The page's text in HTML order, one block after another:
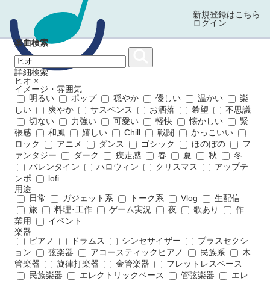
新規登録はこちら
ログイン
楽曲検索
詳細検索
ヒオ ×
イメージ・雰囲気
明るい
ポップ 穏やか 優しい 温かい
楽
しい
爽やか サスペンス お洒落 希望
不思議
切ない
力強い 可愛い 軽快 懐かしい
緊
張感
和風 嬉しい Chill 戦闘
かっこいい
ロック
アニメ ダンス ゴシック ほのぼの
フ
ァンタジー
ダーク 疾走感 春 夏 秋
冬
バレンタイン
ハロウィン クリスマス
アップテ
ンポ
lofi
用途
日常
ガジェット系 トーク系 Vlog
生配信
旅
料理･工作 ゲーム実況 夜 歌あり
作
業用
イベント
楽器
ピアノ
ドラムス シンセサイザー
ブラスセクシ
ョン
弦楽器 アコースティックピアノ 民族系
木
管楽器
旋律打楽器 金管楽器
フレットレスベース
民族楽器
エレクトリックベース 管弦楽器
エレ